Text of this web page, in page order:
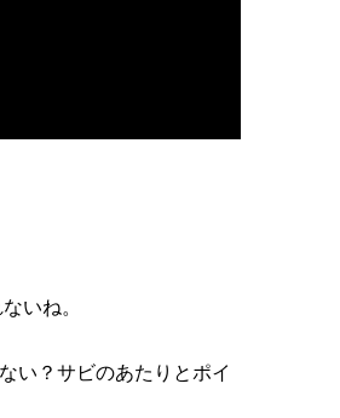
いね。
い？サビのあたりとポイ